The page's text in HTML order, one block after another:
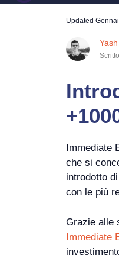
Updated
Immediate
che si
introdotto
con le più
Grazie alle
Immediate